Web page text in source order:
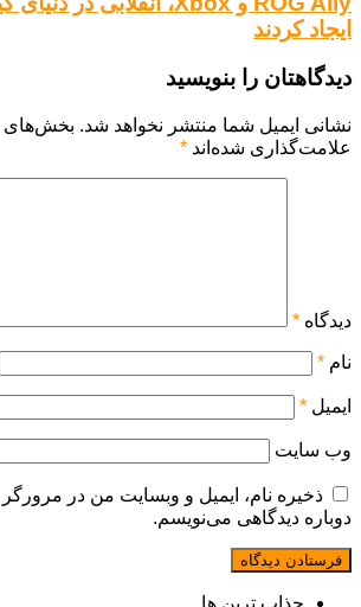
ایجاد کردند
دیدگاهتان را بنویسید
نشانی ایمیل شما منتشر نخواهد شد. بخش‌های
علامت‌گذاری شده‌اند *
دیدگاه *
نام *
ایمیل *
وب‌ سایت
ذخیره نام، ایمیل و وبسایت من در
دوباره دیدگاهی می‌نویسم.
جذاب ترین ها